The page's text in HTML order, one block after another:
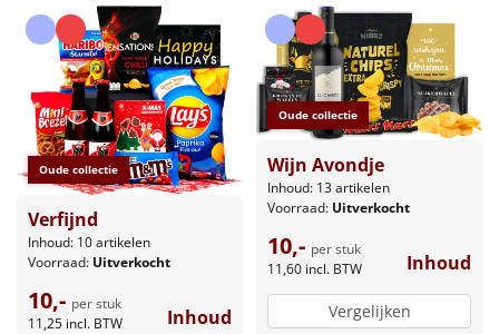
Oude collectie
Verfijnd
Inhoud: 10 artikelen
Voorraad: Uitverkocht
10,- per stuk
11,25 incl. BTW Inhoud
Oude collectie
Wijn Avondje
Inhoud: 13 artikelen
Voorraad: Uitverkocht
10,- per stuk
11,60 incl. BTW Inhoud
Vergelijken